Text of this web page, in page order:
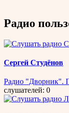
Радио
Сергей Студёнов
Радио "Дворник".
слушателей: 0